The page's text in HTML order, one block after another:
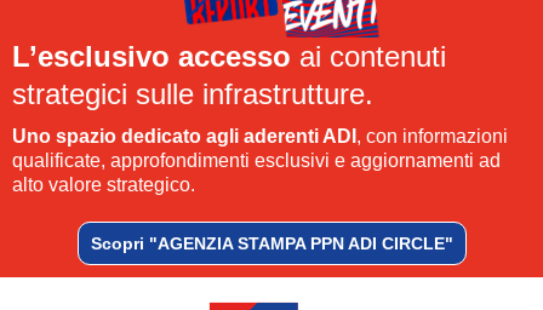
L’esclusivo accesso ai contenuti
strategici sulle infrastrutture.
Uno spazio dedicato agli aderenti ADI , con informazioni
qualificate, approfondimenti esclusivi e aggiornamenti ad
alto valore strategico.
Scopri "AGENZIA STAMPA PPN ADI CIRCLE"